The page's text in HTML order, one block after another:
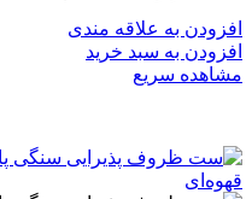
افزودن به علاقه مندی
افزودن به سبد خرید
مشاهده سریع